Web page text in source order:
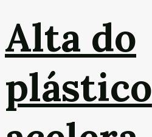
Alta do
plástico